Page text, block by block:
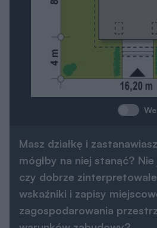
Masz działkę i
mógłby na niej stanąć?
czy dobrze
wskaźniki i zapisy
zagospodarowania